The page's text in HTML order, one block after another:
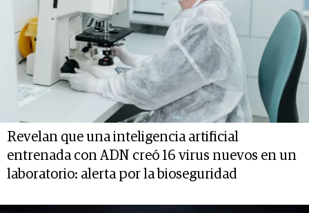
Revelan que una inteligencia artificial
entrenada con ADN creó 16 virus nuevos en un
laboratorio: alerta por la bioseguridad